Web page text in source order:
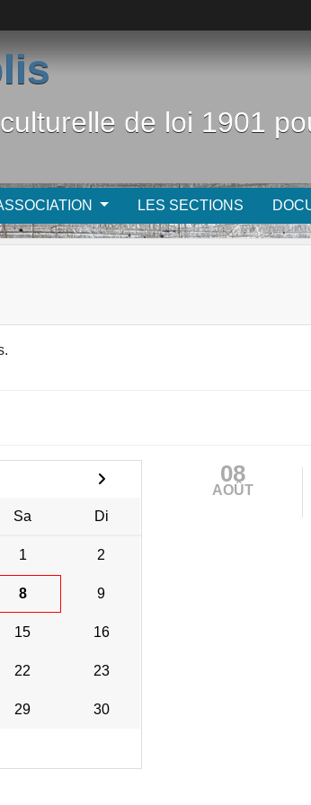
de loi 1901
LES SECTIONS
Sa Di
1 2
8 9
15 16
22 23
29 30
08
AOÛT